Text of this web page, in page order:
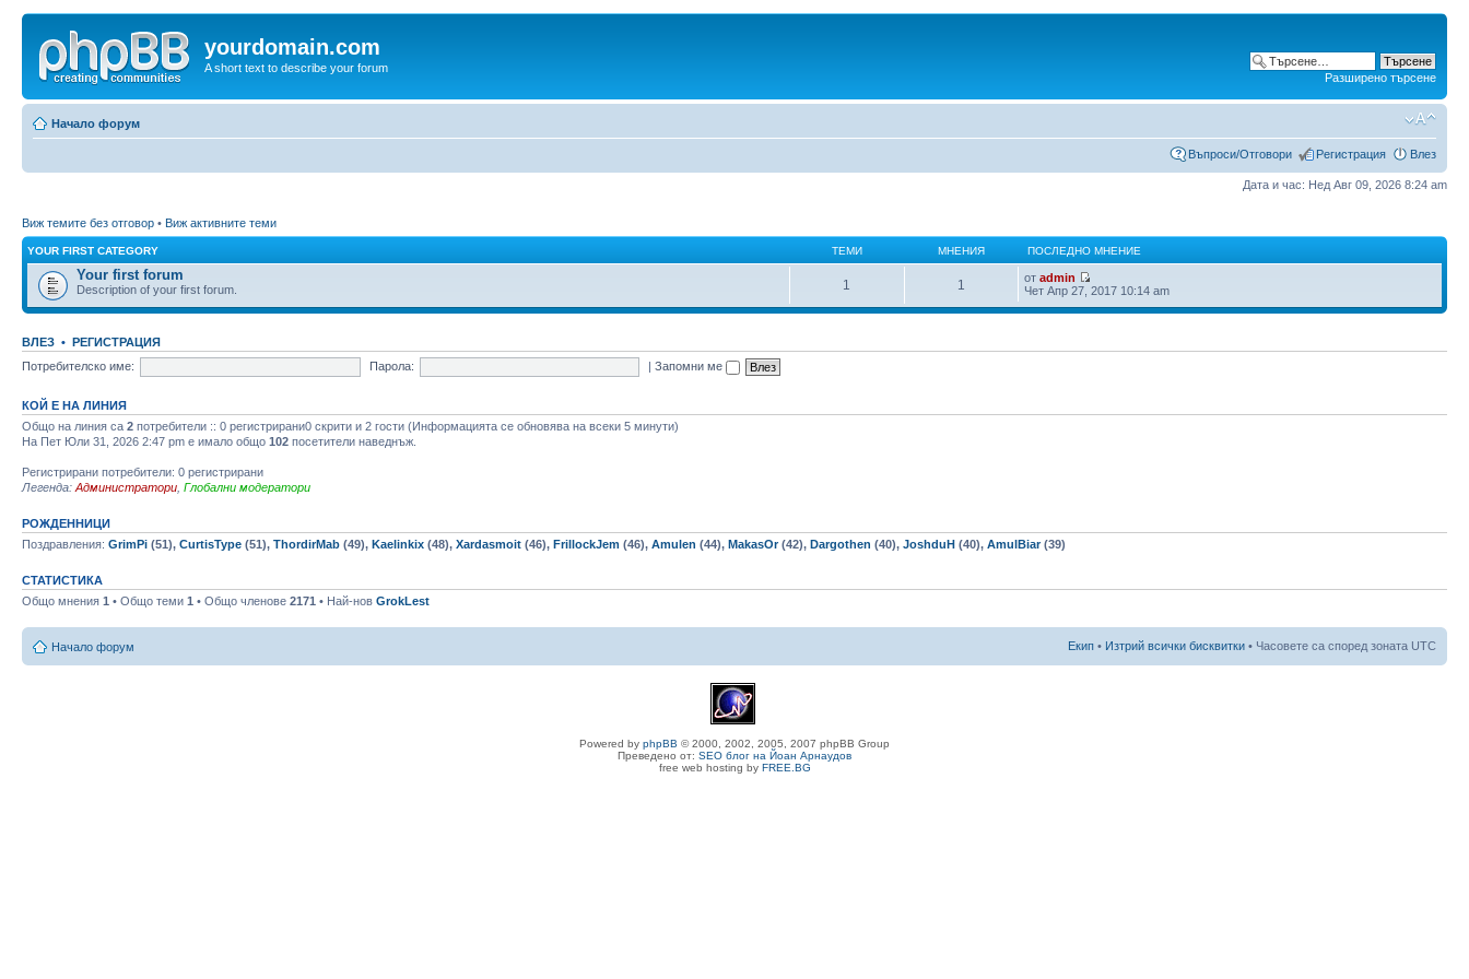
yourdomain.com
A short text to describe your forum
Разширено търсене
Начало форум
Въпроси/Отговори Регистрация Влез
Дата и час: Нед Авг 09, 2026 8:24 am
Виж темите без отговор • Виж активните теми
YOUR FIRST CATEGORY ТЕМИ МНЕНИЯ ПОСЛЕДНО МНЕНИЕ
Your first forum
Description of your first forum. 1 1 отadmin
Чет Апр 27, 2017 10:14 am
ВЛЕЗ • РЕГИСТРАЦИЯ
Потребителско име:
Парола: |Запомни ме
КОЙ Е НА ЛИНИЯ
Общо на линия са 2 потребители :: 0 регистрирани0 скрити и 2 гости (Информацията се обновява на всеки 5 минути)
На Пет Юли 31, 2026 2:47 pm е имало общо 102 посетители наведнъж.
Регистрирани потребители: 0 регистрирани
Легенда: Администратори Глобални модератори
РОЖДЕННИЦИ
Поздравления: GrimPi (51), CurtisType (51), ThordirMab (49), Kaelinkix (48), Xardasmoit (46), FrillockJem (46), Amulen (44), MakasOr(42), Dargothen (40), JoshduH (40), AmulBiar(39)
СТАТИСТИКА
Общо мнения 1 • Общо теми 1 • Общо членове 2171 • Най-нов GrokLest
Начало форум Екип • Изтрий всички бисквитки • Часовете са според зоната UTC
Powered by phpBB © 2000, 2002, 2005, 2007 phpBB Group
Преведено от: SEO блог на Йоан Арнаудов
free web hosting by FREE.BG